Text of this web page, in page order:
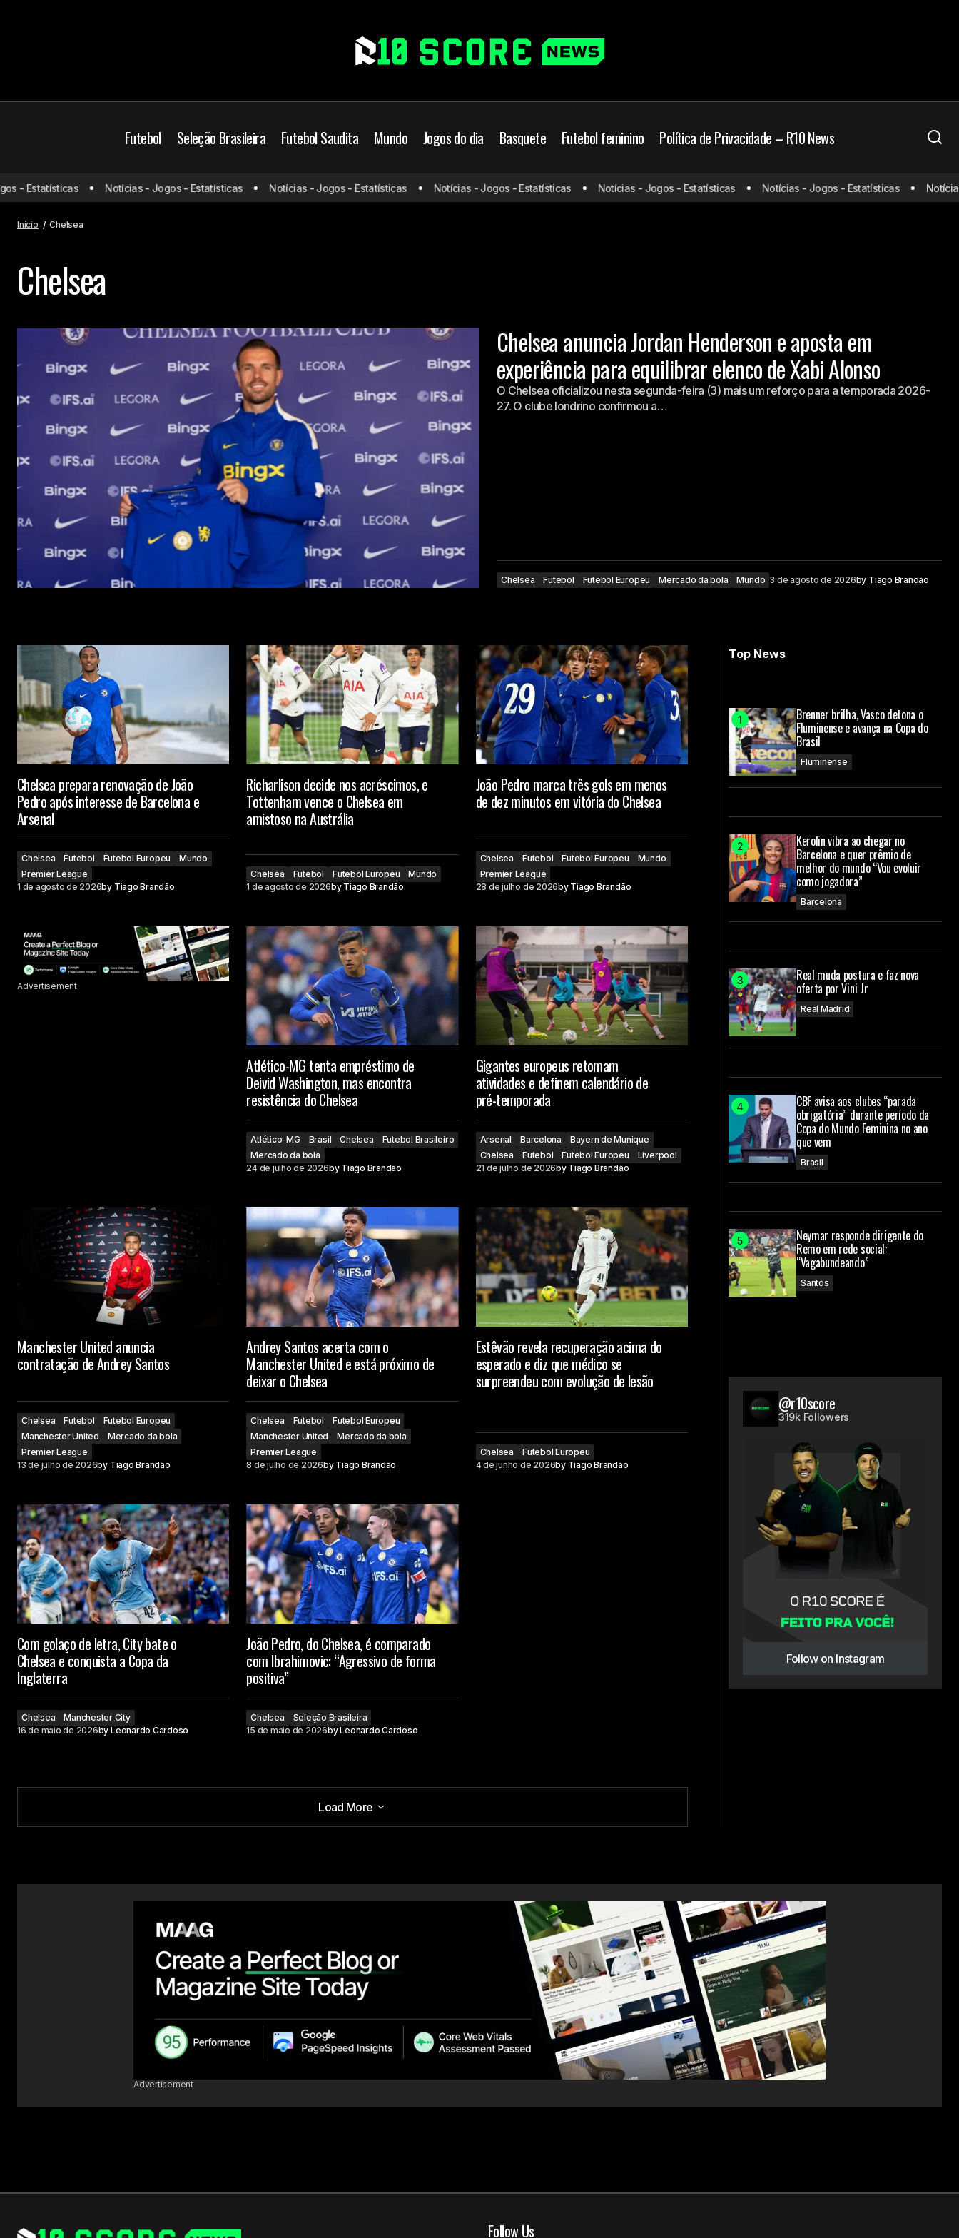
Futebol Seleção Brasileira Futebol Saudita Mundo Jogos do dia Basquete Futebol feminino Política de Privacidade – R10 News
- Estatísticas Notícias - Jogos - Estatísticas Notícias - Jogos - Estatísticas Notícias - Jogos - Estatísticas Notícias - Jogos - Estatísticas Notícias - Jogos - Estatísticas Notícias
Início Chelsea
Chelsea
Chelsea anuncia Jordan Henderson e aposta em
experiência para equilibrar elenco de Xabi Alonso
O Chelsea oficializou nesta segunda-feira (3) mais um reforço para a temporada 2026-
27. O clube londrino confirmou a…
Chelsea Futebol Futebol Europeu Mercado da bola Mundo 3 de agosto de 2026by Tiago Brandão
Chelsea prepara renovação de João
Pedro após interesse de Barcelona e
Arsenal
Chelsea Futebol Futebol Europeu
Mundo
Premier League
1 de agosto de 2026by Tiago Brandão
Richarlison decide nos acréscimos, e
Tottenham vence o Chelsea em
amistoso na Austrália
Chelsea Futebol Futebol Europeu
Mundo
1 de agosto de 2026by Tiago Brandão
João Pedro marca três gols em menos
de dez minutos em vitória do Chelsea
Chelsea Futebol Futebol Europeu
Mundo
Premier League
28 de julho de 2026by Tiago Brandão
Advertisement
Atlético-MG tenta empréstimo de
Deivid Washington, mas encontra
resistência do Chelsea
Atlético-MG Brasil Chelsea
Futebol Brasileiro
Mercado da bola
24 de julho de 2026by Tiago Brandão
Gigantes europeus retomam
atividades e definem calendário de
pré-temporada
Arsenal Barcelona
Bayern de Munique
Chelsea
Futebol Futebol Europeu
Liverpool
21 de julho de 2026by Tiago Brandão
Manchester United anuncia
contratação de Andrey Santos
Chelsea Futebol
Futebol Europeu
Manchester United
Mercado da bola
Premier League
13 de julho de 2026by Tiago Brandão
Andrey Santos acerta com o
Manchester United e está próximo de
deixar o Chelsea
Chelsea Futebol
Futebol Europeu
Manchester United
Mercado da bola
Premier League
8 de julho de 2026by Tiago Brandão
Estêvão revela recuperação acima do
esperado e diz que médico se
surpreendeu com evolução de lesão
Chelsea
Futebol Europeu
4 de junho de 2026by Tiago Brandão
Com golaço de letra, City bate o
Chelsea e conquista a Copa da
Inglaterra
Chelsea
Manchester City
16 de maio de 2026by Leonardo Cardoso
João Pedro, do Chelsea, é comparado
com Ibrahimovic: “Agressivo de forma
positiva”
Chelsea
Seleção Brasileira
15 de maio de 2026byLeonardo Cardoso
Load More
Load More
Top News
Brenner brilha, Vasco detona o
Fluminense e avança na Copa do
Brasil
Fluminense
Kerolin vibra ao chegar no
Barcelona e quer prêmio de
melhor do mundo “Vou evoluir
como jogadora”
Barcelona
Real muda postura e faz nova
oferta por Vini Jr
Real Madrid
CBF avisa aos clubes “parada
obrigatória” durante período da
Copa do Mundo Feminina no ano
que vem
Brasil
Neymar responde dirigente do
Remo em rede social:
“Vagabundeando”
Santos
@r10score
319k Followers
Follow on Instagram
Advertisement
Follow Us